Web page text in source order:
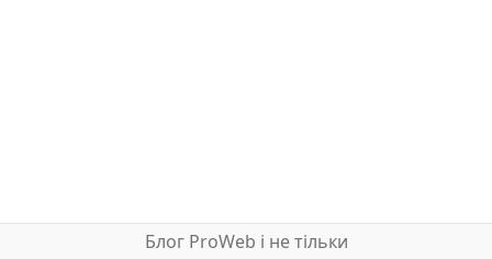
Блог ProWeb і не тільки